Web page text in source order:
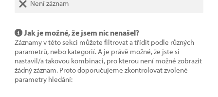
Není záznam
Jak je možné, že jsem nic nenašel?
Záznamy v této sekci můžete filtrovat a třídit podle různých
parametrů, nebo kategorií. A je právě možné, že jste si
nastavil/a takovou kombinaci, pro kterou není možné zobrazit
žádný záznam. Proto doporučujeme zkontrolovat zvolené
parametry hledání: